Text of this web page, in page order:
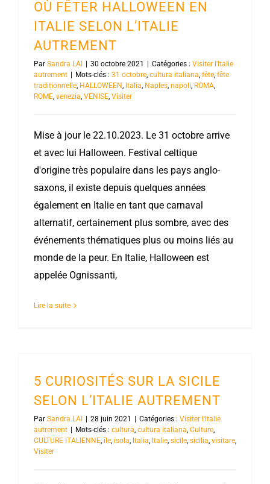
OÙ FÊTER HALLOWEEN EN
ITALIE SELON L’ITALIE
AUTREMENT
Par Sandra LAI 30 octobre 2021 Catégories : Visiter l'Italie
autrement
Mots-clés : 31 octobre, cultura italiana, fête, fête
traditionnelle, HALLOWEEN, Italia, Naples, napoli, ROMA,
ROME, venezia, VENISE, Visiter
Mise à jour le 22.10.2023. Le 31 octobre arrive
et avec lui Halloween. Festival celtique
d'origine très populaire dans les pays anglo-
saxons, il existe depuis quelques années
également en Italie en tant que carnaval
alternatif, certainement plus sombre, avec des
événements thématiques plus ou moins liés au
monde de la peur. En Italie, Halloween est
appelée Ognissanti,
Lire la suite
5 CURIOSITÉS SUR LA SICILE
SELON L’ITALIE AUTREMENT
Par Sandra LAI 28 juin 2021 Catégories : Visiter l'Italie
autrement
Mots-clés : cultura, cultura italiana, Culture,
CULTURE ITALIENNE, île, isola, Italia, Italie, sicile, sicilia, visitare,
Visiter